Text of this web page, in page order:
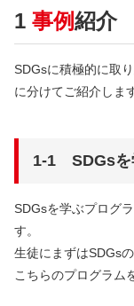
1 事例紹介
SDGsに積極的に取
に分けてご紹介しま
1‐1 SDGsを
SDGsを学ぶプログ
す。
生徒にまずはSDGs
こちらのプログラム